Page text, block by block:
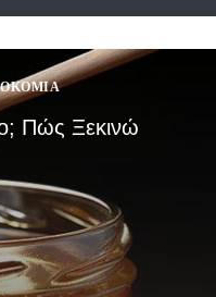
Πώς Ξεκινώ